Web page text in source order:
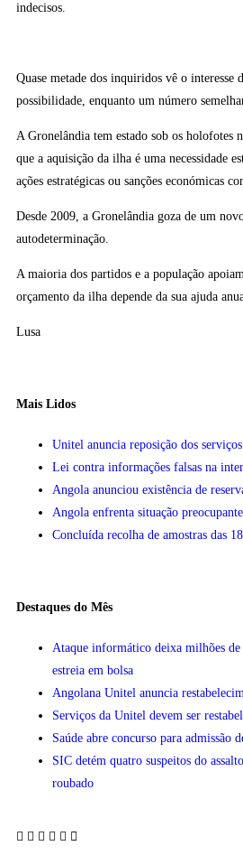
indecisos.
Quase metade dos inquiridos vê o
possibilidade, enquanto um número
A Gronelândia tem estado sob os holofotes
que a aquisição da ilha é uma necessidade
ações estratégicas ou sanções económicas
Desde 2009, a Gronelândia goza de um
autodeterminação.
A maioria dos partidos e a população
orçamento da ilha depende da sua ajuda
Lusa
Mais Lidos
Unitel anuncia reposição dos
Lei contra informações falsas na
Angola anunciou existência de
Angola enfrenta situação
Concluída recolha de amostras das
Destaques do Mês
Ataque informático deixa milhões de
estreia em bolsa
Angolana Unitel anuncia
Serviços da Unitel devem ser
Saúde abre concurso para admissão
SIC detém quatro suspeitos do
roubado